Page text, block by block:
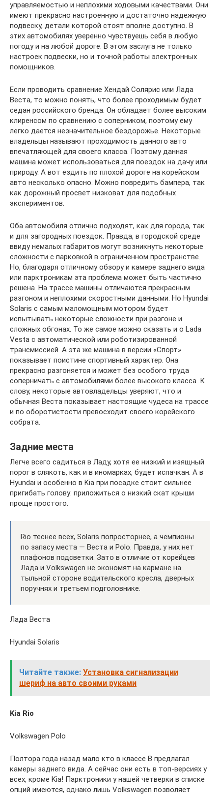
управляемостью и неплохими ходовыми качествами. Они
имеют прекрасно настроенную и достаточно надежную
подвеску, детали которой стоят вполне доступно. В
этих автомобилях уверенно чувствуешь себя в любую
погоду и на любой дороге. В этом заслуга не только
настроек подвески, но и точной работы электронных
помощников.
Если проводить сравнение Хендай Солярис или Лада
Веста, то можно понять, что более проходимым будет
седан российского бренда. Он обладает более высоким
клиренсом по сравнению с соперником, поэтому ему
легко дается незначительное бездорожье. Некоторые
владельцы называют проходимость данного авто
впечатляющей для своего класса. Поэтому данная
машина может использоваться для поездок на дачу или
природу. А вот ездить по плохой дороге на корейском
авто несколько опасно. Можно повредить бампера, так
как дорожный просвет низковат для подобных
экспериментов.
Оба автомобиля отлично подходят, как для города, так
и для загородных поездок. Правда, в городской среде
ввиду немалых габаритов могут возникнуть некоторые
сложности с парковкой в ограниченном пространстве.
Но, благодаря отличному обзору и камере заднего вида
или парктроникам эта проблема может быть частично
решена. На трассе машины отличаются прекрасным
разгоном и неплохими скоростными данными. Но Hyundai
Solaris с самым маломощным мотором будет
испытывать некоторые сложности при разгоне и
сложных обгонах. То же самое можно сказать и о Lada
Vesta с автоматической или роботизированной
трансмиссией. А эта же машина в версии «Спорт»
показывает поистине спортивный характер. Она
прекрасно разгоняется и может без особого труда
соперничать с автомобилями более высокого класса. К
слову, некоторые автовладельцы уверяют, что и
обычная Веста показывает настоящие чудеса на трассе
и по оборотистости превосходит своего корейского
собрата.
Задние места
Легче всего садиться в Ладу, хотя ее низкий и изящный
порог в слякоть, как и в иномарках, будет испачкан. А в
Hyundai и особенно в Kia при посадке стоит сильнее
пригибать голову: приложиться о низкий скат крыши
проще простого.
Rio теснее всех, Solaris попросторнее, а чемпионы
по запасу места — Веста и Polo. Правда, у них нет
плафонов подсветки. Зато в отличие от корейцев
Лада и Volkswagen не экономят на кармане на
тыльной стороне водительского кресла, дверных
поручнях и третьем подголовнике.
Лада Веста
Hyundai Solaris
Читайте также: Установка сигнализации
шериф на авто своими руками
Kia Rio
Volkswagen Polo
Полтора года назад мало кто в классе В предлагал
камеры заднего вида. А сейчас они есть в топ-версиях у
всех, кроме Kia! Парктроники у нашей четверки в списке
опций имеются, однако лишь Volkswagen позволяет